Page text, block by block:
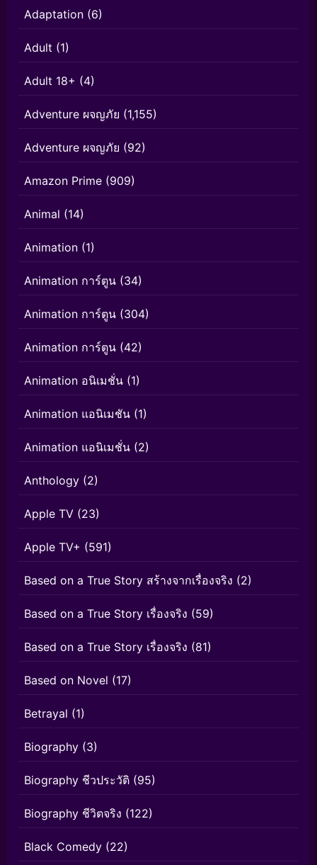
Adaptation (6)
Adult (1)
Adult 18+ (4)
Adventure ผจญภัย (1,155)
Adventure ผจญภัย (92)
Amazon Prime (909)
Animal (14)
Animation (1)
Animation การ์ตูน (34)
Animation การ์ตูน (304)
Animation การ์ตูน (42)
Animation อนิเมชั่น (1)
Animation แอนิเมชัน (1)
Animation แอนิเมชั่น (2)
Anthology (2)
Apple TV (23)
Apple TV+ (591)
Based on a True Story สร้างจากเรื่องจริง (2)
Based on a True Story เรื่องจริง (59)
Based on a True Story เรื่องจริง (81)
Based on Novel (17)
Betrayal (1)
Biography (3)
Biography ชีวประวัติ (95)
Biography ชีวิตจริง (122)
Black Comedy (22)